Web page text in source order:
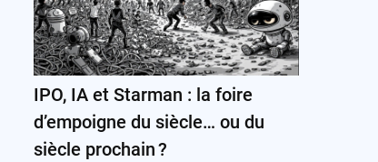
IPO, IA et Starman : la foire
d’empoigne du siècle… ou du
siècle prochain ?